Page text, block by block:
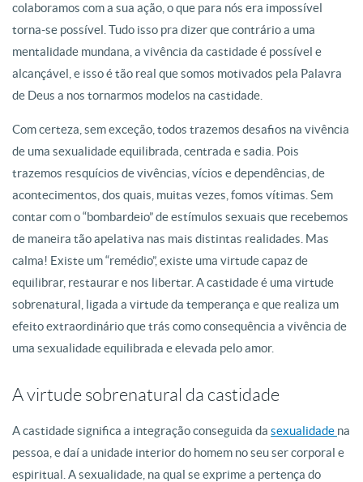
colaboramos com a sua ação, o que para nós era impossível
torna-se possível. Tudo isso pra dizer que contrário a uma
mentalidade mundana, a vivência da castidade é possível e
alcançável, e isso é tão real que somos motivados pela Palavra
de Deus a nos tornarmos modelos na castidade.
Com certeza, sem exceção, todos trazemos desafios na vivência
de uma sexualidade equilibrada, centrada e sadia. Pois
trazemos resquícios de vivências, vícios e dependências, de
acontecimentos, dos quais, muitas vezes, fomos vítimas. Sem
contar com o “bombardeio” de estímulos sexuais que recebemos
de maneira tão apelativa nas mais distintas realidades. Mas
calma! Existe um “remédio”, existe uma virtude capaz de
equilibrar, restaurar e nos libertar. A castidade é uma virtude
sobrenatural, ligada a virtude da temperança e que realiza um
efeito extraordinário que trás como consequência a vivência de
uma sexualidade equilibrada e elevada pelo amor.
A virtude sobrenatural da castidade
A castidade significa a integração conseguida da sexualidade na
pessoa, e daí a unidade interior do homem no seu ser corporal e
espiritual. A sexualidade, na qual se exprime a pertença do